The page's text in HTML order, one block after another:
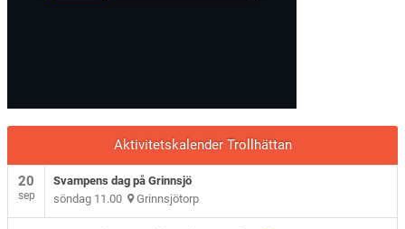
Aktivitetskalender Trollhättan
20
sep
Svampens dag på Grinnsjö
söndag 11.00 Grinnsjötorp